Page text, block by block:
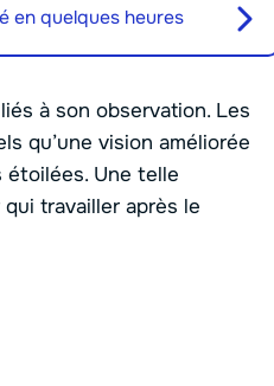
en quelques heures
à son observation. Les
qu’une vision améliorée
étoilées. Une telle
travailler après le